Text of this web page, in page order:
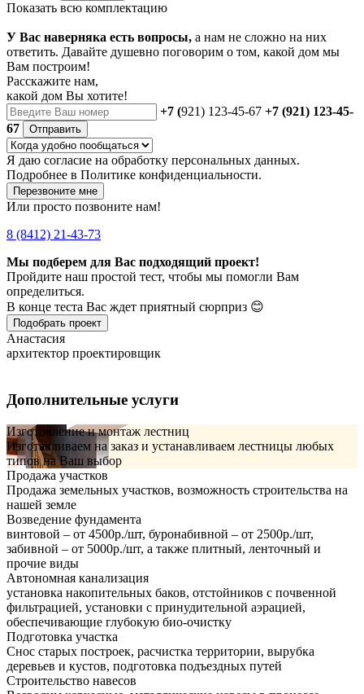
Показать всю комплектацию
У Вас наверняка есть вопросы, а нам не сложно на них
ответить. Давайте душевно поговорим о том, какой дом мы
Вам построим!
Расскажите нам,
какой дом Вы хотите!
+7 (921) 123-45-67 +7 (921) 123-45-
67
Отправить
Я даю согласие на обработку персональных данных.
Подробнее в Политике конфиденциальности.
Перезвоните мне
Или просто позвоните нам!
8 (8412) 21-43-73
Мы подберем для Вас подходящий проект!
Пройдите наш простой тест, чтобы мы помогли Вам
определиться.
В конце теста Вас ждет приятный сюрприз 😊
Подобрать проект
Анастасия
архитектор проектировщик
Дополнительные услуги
Изготовление и монтаж лестниц
Изготавливаем на заказ и устанавливаем лестницы любых
типов на Ваш выбор
Продажа участков
Продажа земельных участков, возможность строительства на
нашей земле
Возведение фундамента
винтовой – от 4500р./шт, буронабивной – от 2500р./шт,
забивной – от 5000р./шт, а также плитный, ленточный и
прочие виды
Автономная канализация
установка накопительных баков, отстойников с почвенной
фильтрацией, установки с принудительной аэрацией,
обеспечивающие глубокую био-очистку
Подготовка участка
Снос старых построек, расчистка территории, вырубка
деревьев и кустов, подготовка подъездных путей
Строительство навесов